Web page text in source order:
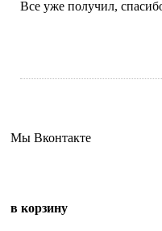
Все уже получил,
Мы Вконтакте
в корзину